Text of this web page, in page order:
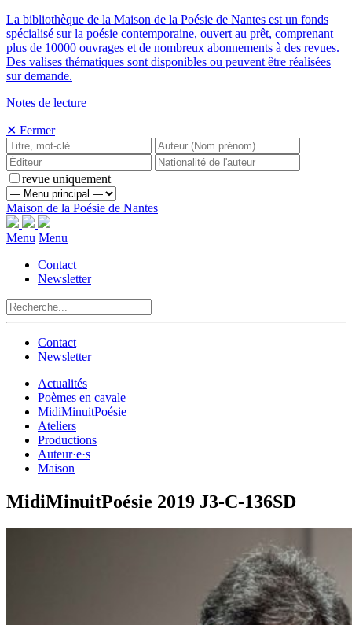
La bibliothèque de la Maison de la Poésie de Nantes est un fonds
spécialisé sur la poésie contemporaine, ouvert au prêt, comprenant
plus de 10000 ouvrages et de nombreux abonnements à des revues.
Des valises thématiques sont disponibles ou peuvent être réalisées
sur demande.
Notes de lecture
✕ Fermer
revue uniquement
Maison de la Poésie de Nantes
Menu Menu
Contact
Newsletter
Contact
Newsletter
Actualités
Poèmes en cavale
MidiMinuitPoésie
Ateliers
Productions
Auteur·e·s
Maison
MidiMinuitPoésie 2019 J3-C-136SD